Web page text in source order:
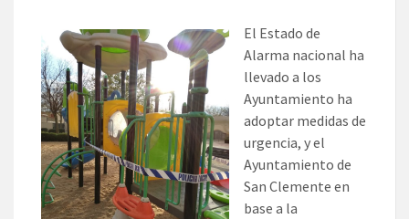
El Estado de
Alarma nacional ha
llevado a los
Ayuntamiento ha
adoptar medidas de
urgencia, y el
Ayuntamiento de
San Clemente en
base a la